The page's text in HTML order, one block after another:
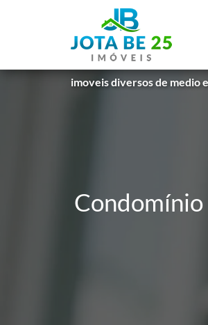
imoveis diversos de medio
Condomínio